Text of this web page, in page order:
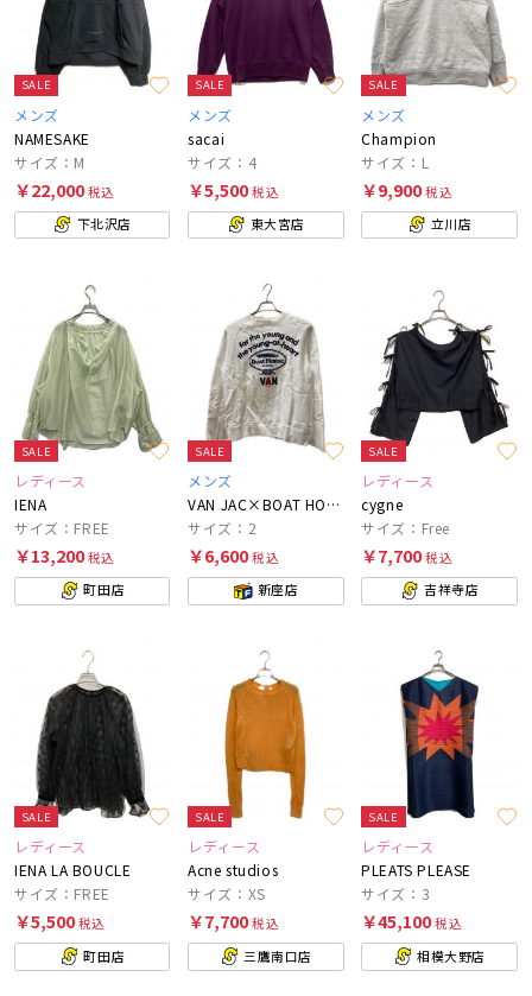
SALE
メンズ
NAMESAKE
サイズ：M
￥22,000税込
下北沢店
SALE
メンズ
sacai
サイズ：4
￥5,500税込
東大宮店
SALE
メンズ
Champion
サイズ：L
￥9,900税込
立川店
SALE
レディース
IENA
サイズ：FREE
￥13,200税込
町田店
SALE
メンズ
VAN JAC×BOAT HOUSE
サイズ：2
￥6,600税込
新座店
SALE
レディース
cygne
サイズ：Free
￥7,700税込
吉祥寺店
SALE
レディース
IENA LA BOUCLE
サイズ：FREE
￥5,500税込
町田店
SALE
レディース
Acne studios
サイズ：XS
￥7,700税込
三鷹南口店
SALE
レディース
PLEATS PLEASE
サイズ：3
￥45,100税込
相模大野店